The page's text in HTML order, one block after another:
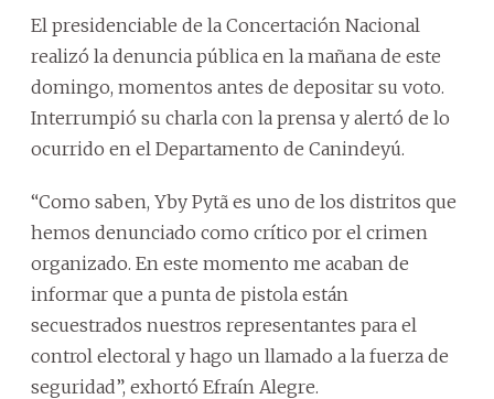
El presidenciable de la Concertación Nacional
realizó la denuncia pública en la mañana de este
domingo, momentos antes de depositar su voto.
Interrumpió su charla con la prensa y alertó de lo
ocurrido en el Departamento de Canindeyú.
“Como saben, Yby Pytã es uno de los distritos que
hemos denunciado como crítico por el crimen
organizado. En este momento me acaban de
informar que a punta de pistola están
secuestrados nuestros representantes para el
control electoral y hago un llamado a la fuerza de
seguridad”, exhortó Efraín Alegre.